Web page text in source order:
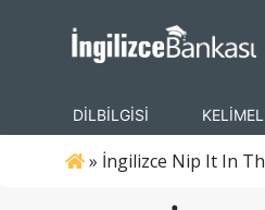
DİLBİLGİSİ
» İngilizce Nip It In